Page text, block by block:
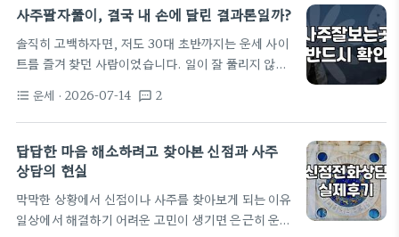
사주팔자풀이, 결국 내 손에 달린 결과론일까?
솔직히 고백하자면, 저도 30대 초반까지는 운세 사이
트를 즐겨 찾던 사람이었습니다. 일이 잘 풀리지 않을
까 싶어서였죠. 그런데 막상 실제로 역술원을 찾아가
거나 무료 사주 사이트를 전전하다 보면, 이게 위로인
지 아니면 또 다른 불안의 시작인지 헷갈릴 때가 많습
니다. 제가 겪은 실화 하나를 말씀드릴게요. 몇 년 전,
15만 원을 주고 상담을 받았습니다. 역술인이 “내년
상반기에는 무조건 이동해야 발복한다”고 해서 무리
format_list_bulleted 운세 · 2026-07-14 textsms 2
답답한 마음 해소하려고 찾아본 신점과 사주
상담의 현실
막막한 상황에서 신점이나 사주를 찾아보게 되는 이유
일상에서 해결하기 어려운 고민이 생기면 은근히 운세